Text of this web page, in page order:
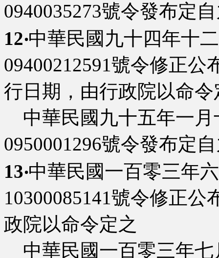
0940035273號令發布定
12‧中華民國九十四年十
09400212591號令修正公
行日期，由行政院以命令
中華民國九十五年一月
0950001296號令發布定
13‧中華民國一百零三年
10300085141號令修正公
政院以命令定之
中華民國一百零三年七